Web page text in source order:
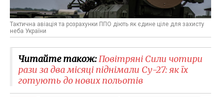
Тактична авіація та розрахунки ППО діють як єдине ціле для захисту
неба України
Читайте також:Повітряні Сили чотири
рази за два місяці піднімали Су-27: як їх
готують до нових польотів